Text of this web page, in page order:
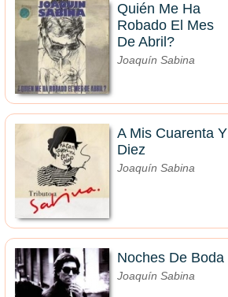
Quién Me Ha
Robado El Mes
De Abril?
Joaquín Sabina
A Mis Cuarenta Y
Diez
Joaquín Sabina
Noches De Boda
Joaquín Sabina